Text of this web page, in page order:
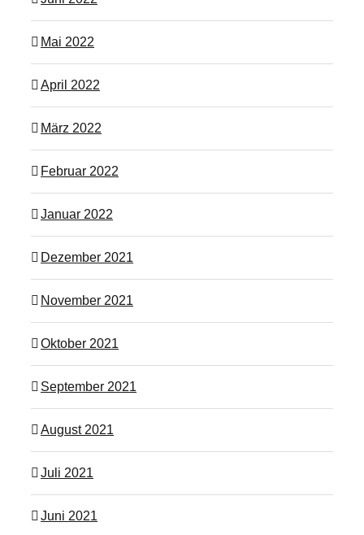
Mai 2022
April 2022
März 2022
Februar 2022
Januar 2022
Dezember 2021
November 2021
Oktober 2021
September 2021
August 2021
Juli 2021
Juni 2021